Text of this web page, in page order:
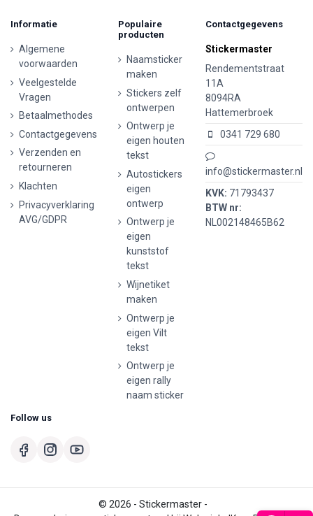
Informatie
Algemene
voorwaarden
Veelgestelde
Vragen
Betaalmethodes
Contactgegevens
Verzenden en
retourneren
Klachten
Privacyverklaring
AVG/GDPR
Populaire
producten
Naamsticker
maken
Stickers zelf
ontwerpen
Ontwerp je
eigen houten
tekst
Autostickers
eigen
ontwerp
Ontwerp je
eigen
kunststof
tekst
Wijnetiket
maken
Ontwerp je
eigen Vilt
tekst
Ontwerp je
eigen rally
naam sticker
Contactgegevens
Stickermaster
Rendementstraat
11A
8094RA
Hattemerbroek
0341 729 680
info@stickermaster.nl
KVK: 71793437
BTW nr:
NL002148465B62
Follow us
© 2026 - Stickermaster -